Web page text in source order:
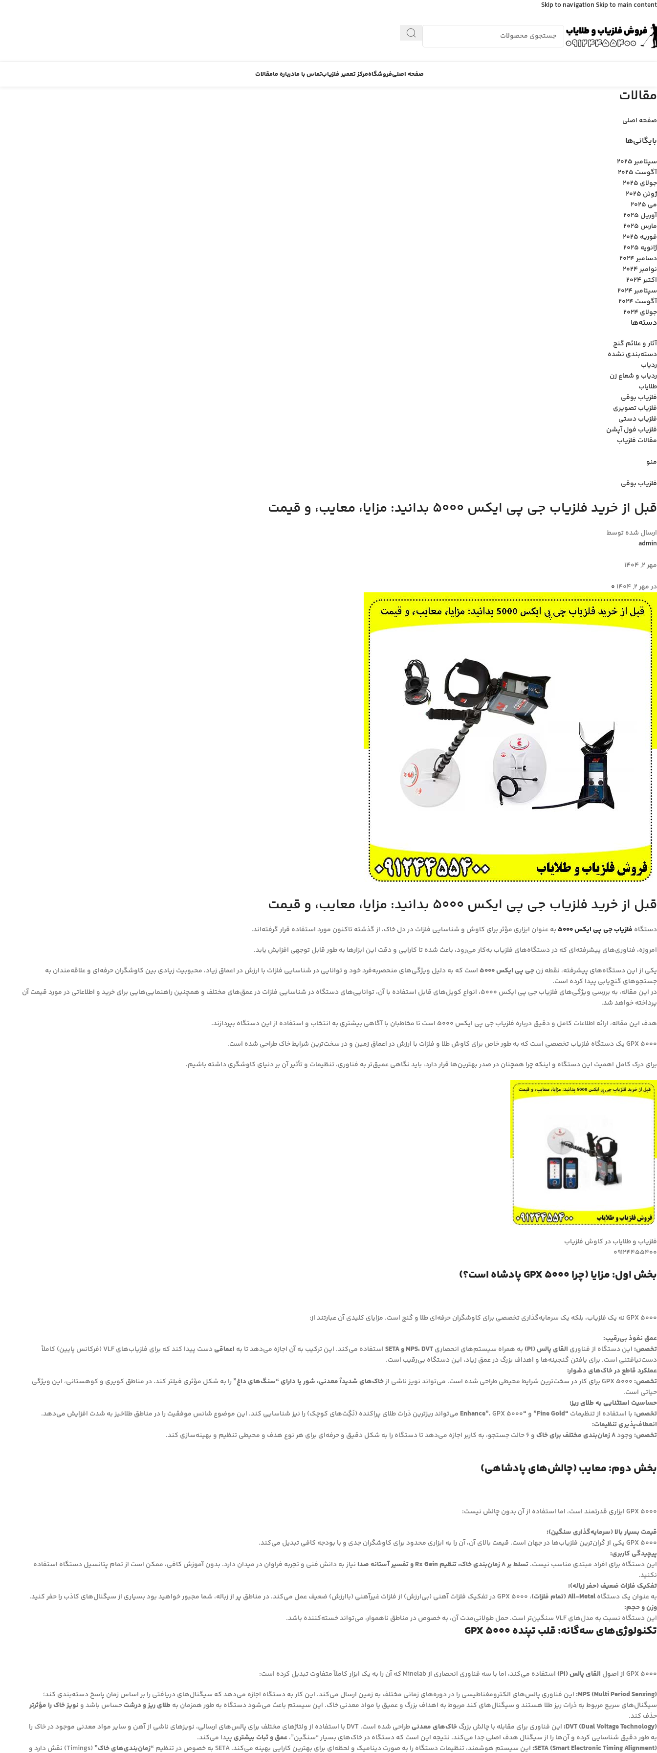
Skip to navigationSkip to main content
صفحه اصلیفروشگاهمرکز تعمیر فلزیابتماس با مادرباره مامقالات
مقالات
صفحه اصلی
بایگانی‌ها
سپتامبر 2025
آگوست 2025
جولای 2025
ژوئن 2025
می 2025
آوریل 2025
مارس 2025
فوریه 2025
ژانویه 2025
دسامبر 2024
نوامبر 2024
اکتبر 2024
سپتامبر 2024
آگوست 2024
جولای 2024
دسته‌ها
آثار و علائم گنج
دسته‌بندی نشده
ردیاب
ردیاب و شعاع زن
طلایاب
فلزیاب بوقی
فلزیاب تصویری
فلزیاب دستی
فلزیاب فول آپشن
مقالات فلزیاب
منو
فلزیاب بوقی
قبل از خرید فلزیاب جی پی ایکس 5000 بدانید: مزایا، معایب، و قیمت
ارسال شده توسط
admin
مهر 2, 1404
در مهر 2, 1404
0
قبل از خرید فلزیاب جی پی ایکس 5000 بدانید: مزایا، معایب، و قیمت
دستگاه فلزیاب‌ جی پی ایکس ۵۰۰۰
به عنوان ابزاری مؤثر برای کاوش و شناسایی فلزات در دل خاک، از گذشته تاکنون مورد استفاده قرار گرفته‌اند.
امروزه، فناوری‌های پیشرفته‌ای که در دستگاه‌های فلزیاب به‌کار می‌رود، باعث شده تا کارایی و دقت این ابزارها به طور قابل توجهی افزایش یابد.
یکی از این دستگاه‌های پیشرفته، نقطه زنجی پی ایکس ۵۰۰۰
است که به دلیل ویژگی‌های منحصربه‌فرد خود و توانایی در شناسایی فلزات با ارزش در اعماق زیاد، محبوبیت زیادی بین کاوشگران حرفه‌ای و علاقه‌مندان به
جستجوهای گنج‌یابی پیدا کرده است.
در این مقاله، به بررسی ویژگی‌های فلزیاب جی پی ایکس ۵۰۰۰، انواع کویل‌های قابل استفاده با آن، توانایی‌های دستگاه در شناسایی فلزات در عمق‌های مختلف و همچنین راهنمایی‌هایی برای خرید و اطلاعاتی در مورد قیمت آن
پرداخته خواهد شد.
هدف این مقاله، ارائه اطلاعات کامل و دقیق درباره فلزیاب جی پی ایکس ۵۰۰۰ است تا مخاطبان با آگاهی بیشتری به انتخاب و استفاده از این دستگاه بپردازند.
GPX 5000 یک دستگاه فلزیاب تخصصی است که به طور خاص برای کاوش طلا و فلزات با ارزش در اعماق زمین و در سخت‌ترین شرایط خاک طراحی شده است.
برای درک کامل اهمیت این دستگاه و اینکه چرا همچنان در صدر بهترین‌ها قرار دارد، باید نگاهی عمیق‌تر به فناوری، تنظیمات و تأثیر آن بر دنیای کاوشگری داشته باشیم.
فلزیاب و طلایاب در کاوش فلزیاب
09124455400
بخش اول: مزایا (چرا GPX 5000 پادشاه است؟)
GPX 5000 نه یک فلزیاب، بلکه یک سرمایه‌گذاری تخصصی برای کاوشگران حرفه‌ای طلا و گنج است. مزایای کلیدی آن عبارتند از:
عمق نفوذ بی‌رقیب:
تخصص: این دستگاه از فناوری القای پالس (PI) به همراه سیستم‌های انحصاریMPS، DVT و SETA استفاده می‌کند. این ترکیب به آن اجازه می‌دهد تا به اعماقی
دست پیدا کند که برای فلزیاب‌های VLF (فرکانس پایین) کاملاً
دست‌نیافتنی است. برای یافتن گنجینه‌ها و اهداف بزرگ در عمق زیاد، این دستگاه بی‌رقیب است.
عملکرد قاطع در خاک‌های دشوار:
تخصص:
خاک‌های شدیداً معدنی، شور یا دارای “سنگ‌های داغ” را به شکل مؤثری فیلتر کند. در مناطق کویری و کوهستانی، این ویژگی
حیاتی است.
حساسیت استثنایی به طلای ریز:
تخصص: با استفاده از تنظیمات “Fine Gold” و “Enhance”، GPX 5000 می‌تواند ریزترین ذرات طلای پراکنده (نَگِت‌های کوچک) را نیز شناسایی کند. این موضوع شانس موفقیت را در مناطق طلاخیز به شدت افزایش می‌دهد.
انعطاف‌پذیری تنظیمات:
تخصص: وجود8 زمان‌بندی مختلف برای خاک و 6 حالت جستجو، به کاربر اجازه می‌دهد تا دستگاه را به شکل دقیق و حرفه‌ای برای هر نوع هدف و محیطی تنظیم و بهینه‌سازی کند.
بخش دوم: معایب (چالش‌های پادشاهی)
GPX 5000 ابزاری قدرتمند است، اما استفاده از آن بدون چالش نیست:
قیمت بسیار بالا (سرمایه‌گذاری سنگین):
GPX 5000 یکی از گران‌ترین فلزیاب‌ها در جهان است. قیمت بالای آن، آن را به ابزاری محدود برای کاوشگران جدی و با بودجه کافی تبدیل می‌کند.
پیچیدگی کاربری:
این دستگاه برای افراد مبتدی مناسب نیست.تسلط بر 8 زمان‌بندی خاک، تنظیم Rx Gain و تفسیر آستانه صدا
نیاز به دانش فنی و تجربه فراوان در میدان دارد. بدون آموزش کافی، ممکن است از تمام پتانسیل دستگاه استفاده
نکنید.
تفکیک فلزات ضعیف (حفر زباله):
به عنوان یک دستگاهAll-Metal (تمام فلزات)
، GPX 5000 در تفکیک فلزات آهنی (بی‌ارزش) از فلزات غیرآهنی (باارزش) ضعیف عمل می‌کند. در مناطق پر از زباله، شما مجبور خواهید بود بسیاری از سیگنال‌های کاذب را حفر کنید.
وزن و حجم:
این دستگاه نسبت به مدل‌های VLF سنگین‌تر است. حمل طولانی‌مدت آن، به خصوص در مناطق ناهموار، می‌تواند خسته‌کننده باشد.
تکنولوژی‌های سه‌گانه: قلب تپنده GPX 5000
GPX 5000 از اصول القای پالس (PI)
استفاده می‌کند، اما با سه فناوری انحصاری از Minelab که آن را به یک ابزار کاملاً متفاوت تبدیل کرده است:
MPS (Multi Period Sensing): این فناوری پالس‌های الکترومغناطیسی را در دوره‌های زمانی مختلف به زمین ارسال می‌کند. این کار به دستگاه اجازه می‌دهد که سیگنال‌های دریافتی را بر اساس زمان پاسخ دسته‌بندی کند؛
سیگنال‌های سریع مربوط به ذرات ریز طلا هستند و سیگنال‌های کند مربوط به اهداف بزرگ و عمیق یا مواد معدنی خاک. این سیستم باعث می‌شود دستگاه به طور همزمان به طلای ریز و درشتحساس باشد و نویز خاک را مؤثرتر
حذف کند.
DVT (Dual Voltage Technology): این فناوری برای مقابله با چالش بزرگخاک‌های معدنی
طراحی شده است. DVT با استفاده از ولتاژهای مختلف برای پالس‌های ارسالی، نویزهای ناشی از آهن و سایر مواد معدنی موجود در خاک را
به طور دقیق شناسایی کرده و آن‌ها را از سیگنال هدف اصلی جدا می‌کند. نتیجه این است که دستگاه در خاک‌های بسیار “سنگین”،عمق و ثبات بیشتریپیدا می‌کند.
SETA (Smart Electronic Timing Alignment): این سیستم هوشمند، تنظیمات دستگاه را به صورت دینامیک و لحظه‌ای برای بهترین کارایی بهینه می‌کند. SETA به خصوص در تنظیم “زمان‌بندی‌های خاک” (Timings) نقش دارد و